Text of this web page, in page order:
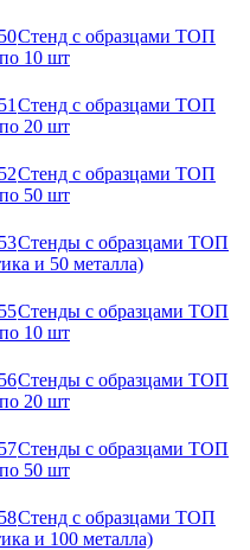
Стенд с образцами ТОП
10 шт
Стенд с образцами ТОП
20 шт
Стенд с образцами ТОП
50 шт
Стенды с образцами ТОП
и 50 металла)
Стенды с образцами ТОП
10 шт
Стенды с образцами ТОП
20 шт
Стенды с образцами ТОП
50 шт
Стенд с образцами ТОП
и 100 металла)